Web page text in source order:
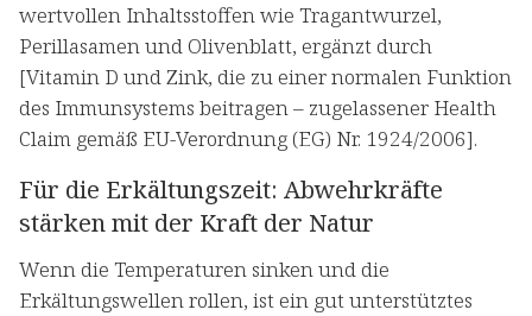
wertvollen Inhaltsstoffen wie Tragantwurzel,
Perillasamen und Olivenblatt, ergänzt durch
[Vitamin D und Zink, die zu einer normalen Funktion
des Immunsystems beitragen – zugelassener Health
Claim gemäß EU-Verordnung (EG) Nr. 1924/2006].
Für die Erkältungszeit: Abwehrkräfte
stärken mit der Kraft der Natur
Wenn die Temperaturen sinken und die
Erkältungswellen rollen, ist ein gut unterstütztes